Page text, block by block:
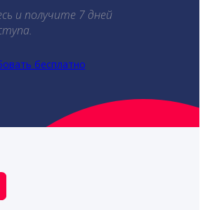
и получите 7 дней
бесплатно